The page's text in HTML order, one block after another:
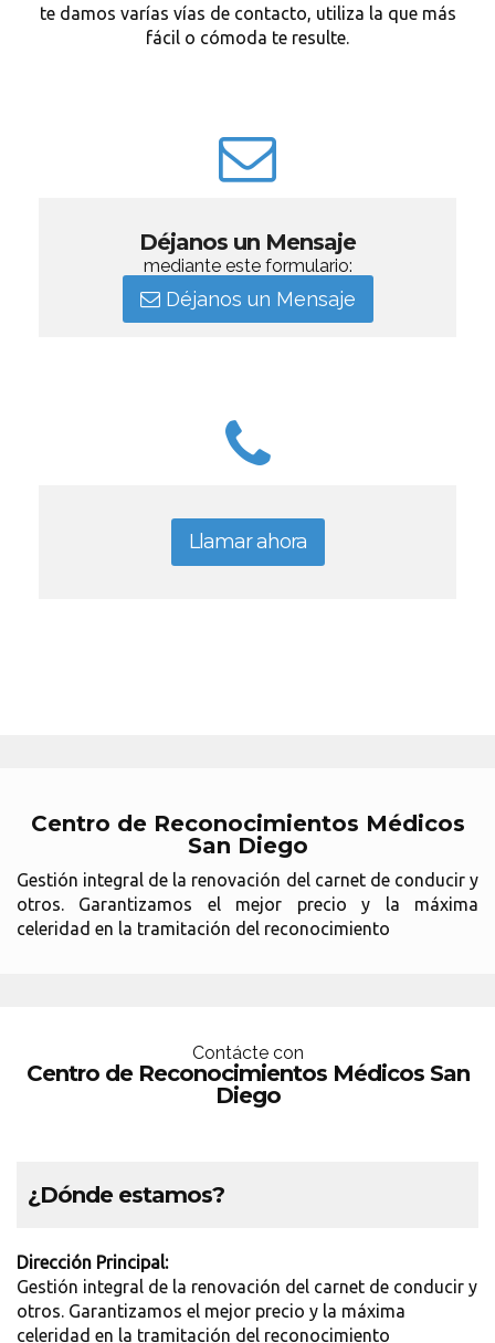
te damos varías vías de contacto, utiliza la que más
fácil o cómoda te resulte.
Déjanos un Mensaje
mediante este formulario:
Déjanos un Mensaje
Llamar ahora
Centro de Reconocimientos Médicos
San Diego
Gestión integral de la renovación del carnet de conducir y
otros. Garantizamos el mejor precio y la máxima
celeridad en la tramitación del reconocimiento
Contácte con
Centro de Reconocimientos Médicos San
Diego
¿Dónde estamos?
Dirección Principal:
Gestión integral de la renovación del carnet de conducir y
otros. Garantizamos el mejor precio y la máxima
celeridad en la tramitación del reconocimiento